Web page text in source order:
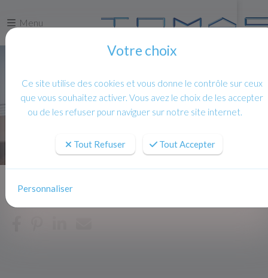
Menu
Votre choix
Ce site utilise des cookies et vous donne le contrôle sur ceux
que vous souhaitez activer. Vous avez le choix de les accepter
ou de les refuser pour naviguer sur notre site internet.
Tout Refuser Tout Accepter
Personnaliser